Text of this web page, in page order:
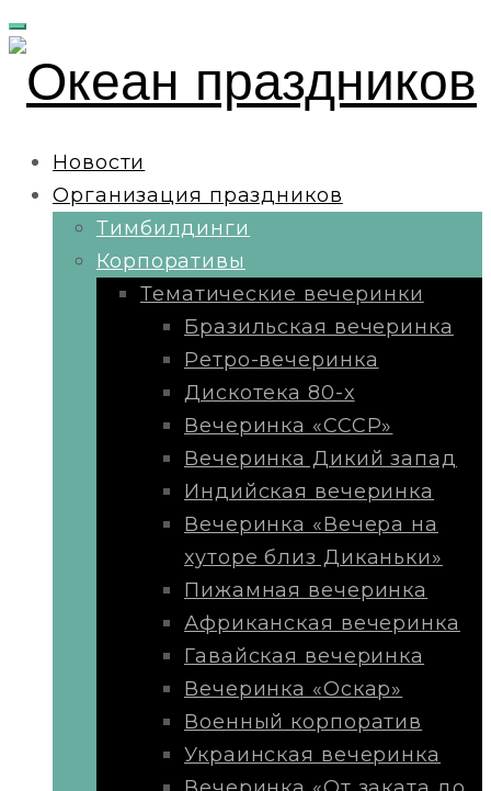
Новости
Организация праздников
Тимбилдинги
Корпоративы
Тематические вечеринки
Бразильская вечеринка
Ретро-вечеринка
Дискотека 80-х
Вечеринка «СССР»
Вечеринка Дикий запад
Индийская вечеринка
Вечеринка «Вечера на
хуторе близ Диканьки»
Пижамная вечеринка
Африканская вечеринка
Гавайская вечеринка
Вечеринка «Оскар»
Военный корпоратив
Украинская вечеринка